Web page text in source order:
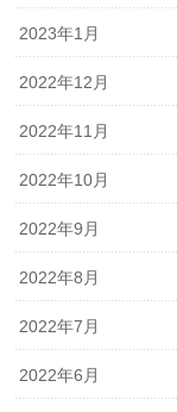
2023年1月
2022年12月
2022年11月
2022年10月
2022年9月
2022年8月
2022年7月
2022年6月